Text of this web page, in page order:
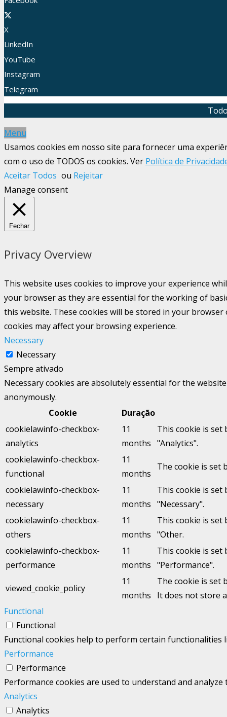
X
LinkedIn
YouTube
Instagram
Telegram
Menu
Usamos cookies em nosso site para fornecer uma
com o uso de TODOS os cookies. Ver Política de
Aceitar Todos ou Rejeitar
Manage consent
Fechar
Privacy Overview
This website uses cookies to improve your experience
your browser as they are essential for the working of
this website. These cookies will be stored in your
cookies may affect your browsing experience.
Necessary
Necessary
Sempre ativado
Necessary cookies are absolutely essential for the
anonymously.
Cookie
Duração
cookielawinfo-checkbox-
analytics
11
months
This cookie is set
"Analytics".
cookielawinfo-checkbox-
functional
11
months
The cookie is set
cookielawinfo-checkbox-
necessary
11
months
This cookie is set
"Necessary".
cookielawinfo-checkbox-
others
11
months
This cookie is set
"Other.
cookielawinfo-checkbox-
performance
11
months
This cookie is set
"Performance".
viewed_cookie_policy
11
months
The cookie is set
It does not store
Functional
Functional
Functional cookies help to perform certain
Performance
Performance
Performance cookies are used to understand and
Analytics
Analytics